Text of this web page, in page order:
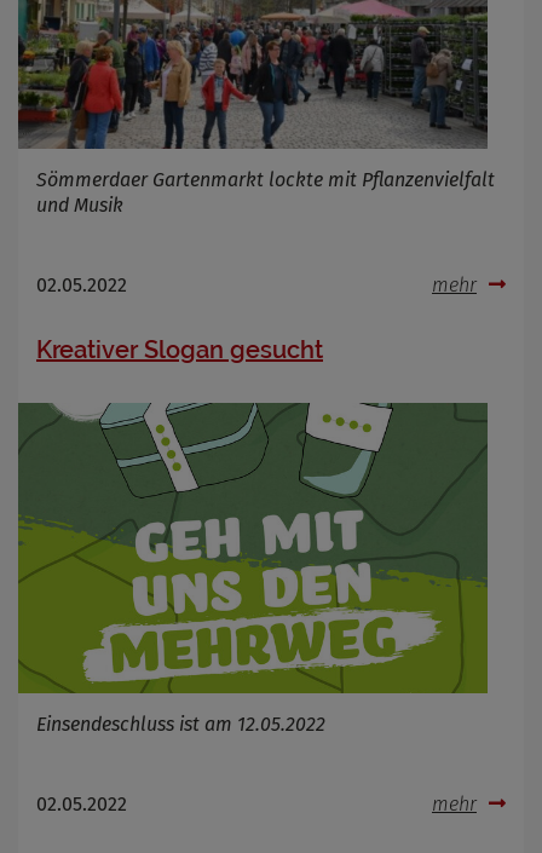
Sömmerdaer Gartenmarkt lockte mit Pflanzenvielfalt
und Musik
02.05.2022 mehr
Kreativer Slogan gesucht
Einsendeschluss ist am 12.05.2022
02.05.2022 mehr